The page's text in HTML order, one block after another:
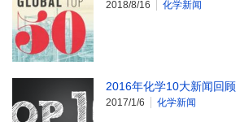
2018/8/16 化学新闻
2016年化学10大新闻回顾
2017/1/6 化学新闻